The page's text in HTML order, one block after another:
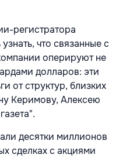
регистратора
что связанные с
оперируют не
долларов: эти
от структур, близких
Керимову, Алексею
десятки миллионов
сделках с акциями